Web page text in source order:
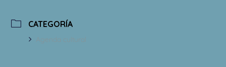
CATEGORÍA
Agenda cultural